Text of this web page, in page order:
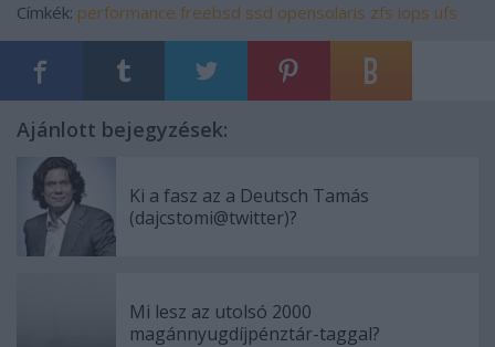
Címkék: performance freebsd ssd opensolaris zfs iops ufs
Ajánlott bejegyzések:
Ki a fasz az a Deutsch Tamás
(dajcstomi@twitter)?
Mi lesz az utolsó 2000
magánnyugdíjpénztár-taggal?